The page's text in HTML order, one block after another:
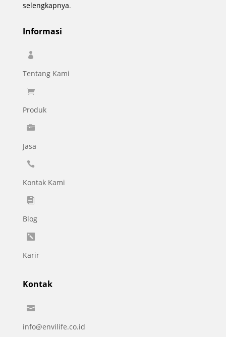
selengkapnya.
Informasi

Tentang Kami

Produk

Jasa

Kontak Kami

Blog

Karir
Kontak

info@envilife.co.id